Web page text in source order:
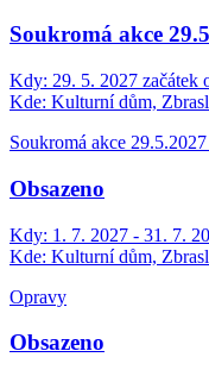
Soukromá akce
Kdy: 29. 5. 2027 začátek
Kde: Kulturní dům,
Soukromá akce
Obsazeno
Kdy: 1. 7. 2027 - 31. 7.
Kde: Kulturní dům,
Opravy
Obsazeno